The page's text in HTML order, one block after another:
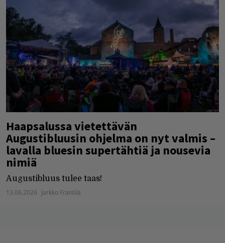
Haapsalussa vietettävän
Augustibluusin ohjelma on nyt valmis –
lavalla bluesin supertähtiä ja nousevia
nimiä
Augustibluus tulee taas!
13.06.2026 Jarkko Fräntilä